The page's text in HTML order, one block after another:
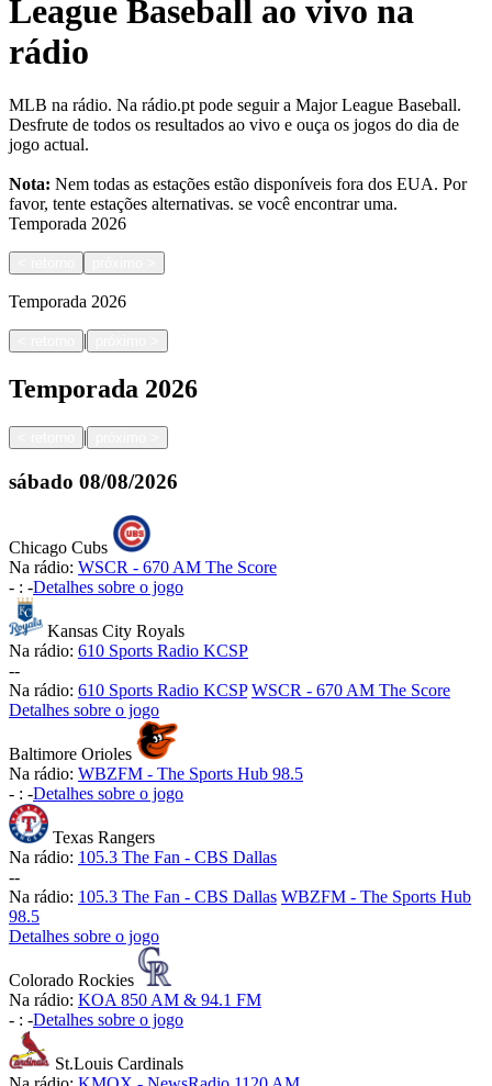
League Baseball ao vivo na
rádio
MLB na rádio. Na rádio.pt pode seguir a Major League Baseball.
Desfrute de todos os resultados ao vivo e ouça os jogos do dia de
jogo actual.
Nota: Nem todas as estações estão disponíveis fora dos EUA. Por
favor, tente estações alternativas. se você encontrar uma.
Temporada 2026
Temporada 2026
|
Temporada 2026
|
sábado 08/08/2026
Chicago Cubs
Na rádio: WSCR - 670 AM The Score
- : -Detalhes sobre o jogo
Kansas City Royals
Na rádio: 610 Sports Radio KCSP
--
Na rádio: 610 Sports Radio KCSP WSCR - 670 AM The Score
Detalhes sobre o jogo
Baltimore Orioles
Na rádio: WBZFM - The Sports Hub 98.5
- : -Detalhes sobre o jogo
Texas Rangers
Na rádio: 105.3 The Fan - CBS Dallas
--
Na rádio: 105.3 The Fan - CBS Dallas WBZFM - The Sports Hub
98.5
Detalhes sobre o jogo
Colorado Rockies
Na rádio: KOA 850 AM & 94.1 FM
- : -Detalhes sobre o jogo
St.Louis Cardinals